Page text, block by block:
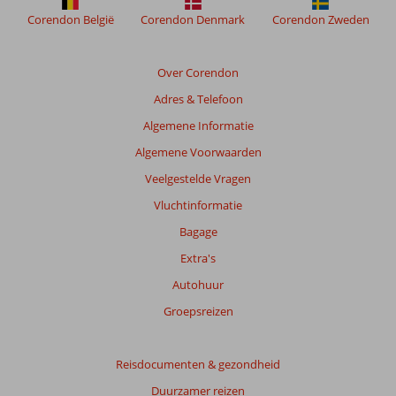
ouder
Over Corendon
Adres & Telefoon
Algemene Informatie
Algemene Voorwaarden
Veelgestelde Vragen
Vluchtinformatie
Bagage
Extra's
Autohuur
Groepsreizen
Reisdocumenten & gezondheid
Duurzamer reizen
Corendon België Corendon Denmark Corendon Zweden